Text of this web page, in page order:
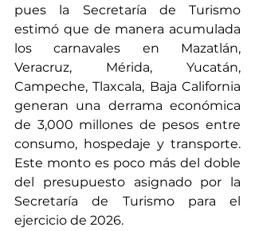
pues la Secretaría de Turismo
estimó que de manera acumulada
los carnavales en Mazatlán,
Veracruz, Mérida, Yucatán,
Campeche, Tlaxcala, Baja California
generan una derrama económica
de 3,000 millones de pesos entre
consumo, hospedaje y transporte.
Este monto es poco más del doble
del presupuesto asignado por la
Secretaría de Turismo para el
ejercicio de 2026.